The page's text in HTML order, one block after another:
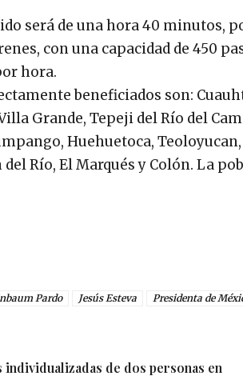
será de una hora 40 minutos,
con una capacidad de 450
hora.
beneficiados son:
Grande, Tepeji del Río del
Huehuetoca,
del Río, El Marqués y Colón. La
Pardo Jesús Esteva Presidenta de
individualizadas de dos personas en